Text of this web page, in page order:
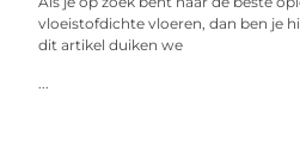
vloeistofdichte vloeren, dan ben je
dit artikel duiken we
...